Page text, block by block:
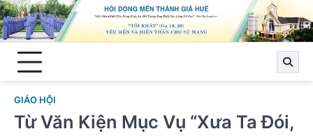
Skip
to
content
GIÁO HỘI
Từ Văn Kiện Mục Vụ “Xưa Ta Đói,